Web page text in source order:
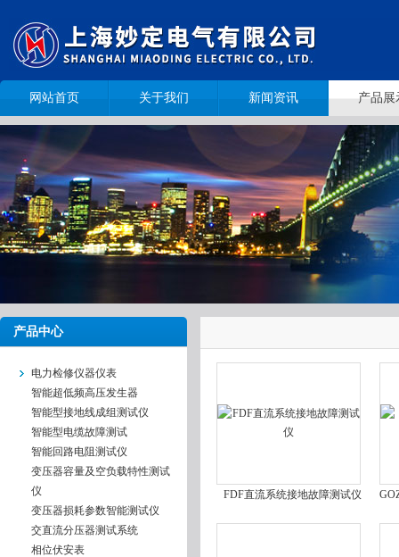
网站首页 关于我们 新闻资讯 产品展
产品中心
电力检修仪器仪表
智能超低频高压发生器
智能型接地线成组测试仪
智能型电缆故障测试
智能回路电阻测试仪
变压器容量及空负载特性测试
仪
变压器损耗参数智能测试仪
交直流分压器测试系统
相位伏安表
FDF直流系统接地故障测试仪